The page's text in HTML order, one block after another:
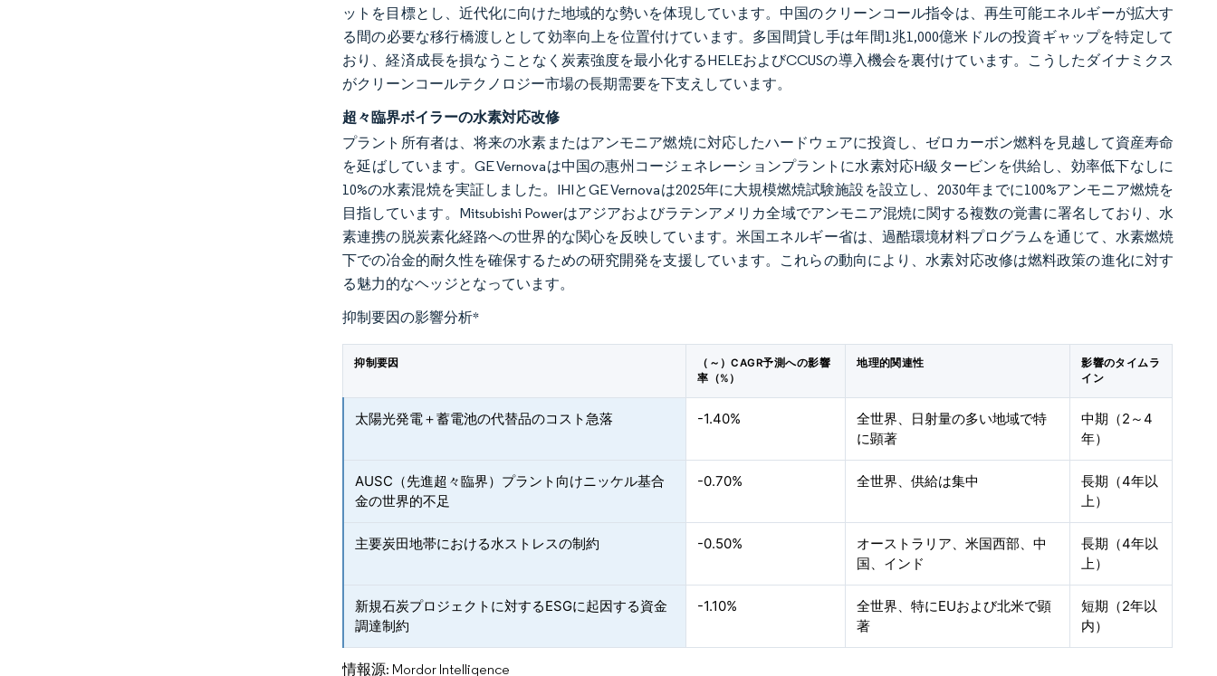
ットを目標とし、近代化に向けた地域的な勢いを体現しています。中国のクリーンコール指令は、再生可能エネルギーが拡大す
る間の必要な移行橋渡しとして効率向上を位置付けています。多国間貸し手は年間1兆1,000億米ドルの投資ギャップを特定して
おり、経済成長を損なうことなく炭素強度を最小化するHELEおよびCCUSの導入機会を裏付けています。こうしたダイナミクス
がクリーンコールテクノロジー市場の長期需要を下支えしています。
超々臨界ボイラーの水素対応改修
プラント所有者は、将来の水素またはアンモニア燃焼に対応したハードウェアに投資し、ゼロカーボン燃料を見越して資産寿命
を延ばしています。GE Vernovaは中国の惠州コージェネレーションプラントに水素対応H級タービンを供給し、効率低下なしに
10%の水素混焼を実証しました。IHIとGE Vernovaは2025年に大規模燃焼試験施設を設立し、2030年までに100%アンモニア燃焼を
目指しています。Mitsubishi Powerはアジアおよびラテンアメリカ全域でアンモニア混焼に関する複数の覚書に署名しており、水
素連携の脱炭素化経路への世界的な関心を反映しています。米国エネルギー省は、過酷環境材料プログラムを通じて、水素燃焼
下での冶金的耐久性を確保するための研究開発を支援しています。これらの動向により、水素対応改修は燃料政策の進化に対す
る魅力的なヘッジとなっています。
抑制要因の影響分析*
抑制要因
（～）CAGR予測への影響
率（%）
地理的関連性
影響のタイムラ
イン
太陽光発電＋蓄電池の代替品のコスト急落 -1.40%
全世界、日射量の多い地域で特
に顕著
中期（2～4
年）
AUSC（先進超々臨界）プラント向けニッケル基合
金の世界的不足
-0.70% 全世界、供給は集中
長期（4年以
上）
主要炭田地帯における水ストレスの制約 -0.50%
オーストラリア、米国西部、中
国、インド
長期（4年以
上）
新規石炭プロジェクトに対するESGに起因する資金
調達制約
-1.10%
全世界、特にEUおよび北米で顕
著
短期（2年以
内）
情報源: Mordor Intelligence